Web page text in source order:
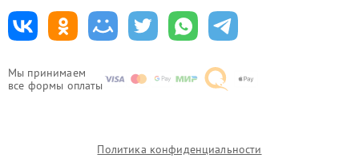
Мы принимаем
все формы оплаты
Политика конфиденциальности